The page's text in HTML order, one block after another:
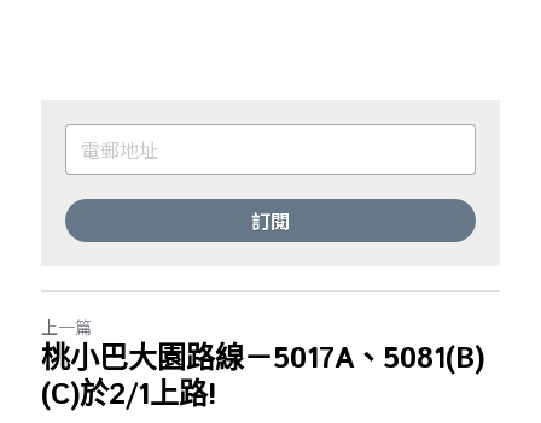
訂閱
上一篇
桃小巴大園路線－5017A、5081(B)
(C)於2/1上路!